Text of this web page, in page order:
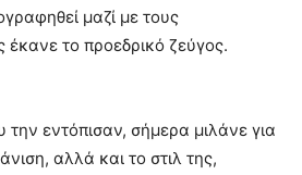
μαζί με τους
έκανε το προεδρικό ζεύγος.
εντόπισαν, σήμερα μιλάνε για
αλλά και το στιλ της,